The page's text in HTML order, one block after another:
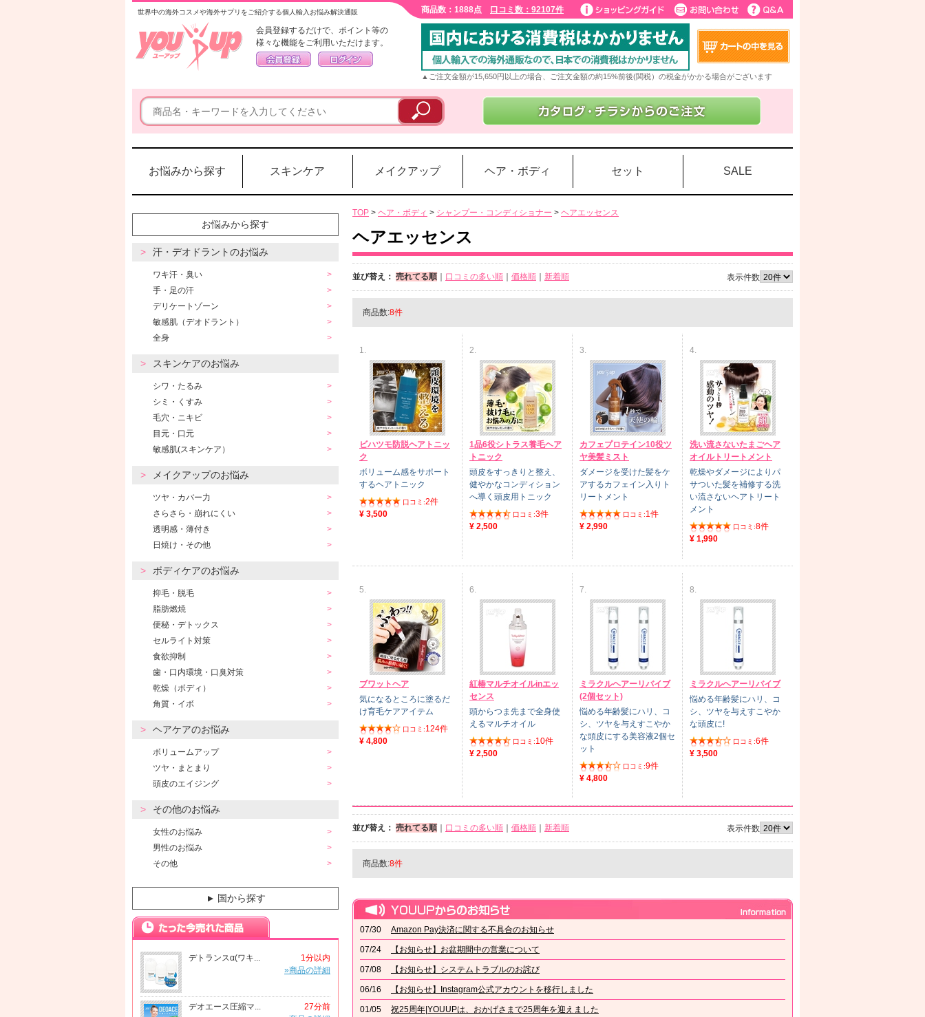
世界中の海外コスメや海外サプリをご紹介する個人輸入お悩み解決通販 商品数：1888点 口コミ数：92107件
会員登録するだけで、ポイント等の
様々な機能をご利用いただけます。
▲ご注文金額が15,650円以上の場合、ご注文金額の約15%前後(関税）の税金がかかる場合がございます
お悩みから探す スキンケア メイクアップ ヘア・ボディ セット SALE
お悩みから探す
汗・デオドラントのお悩み
ワキ汗・臭い
手・足の汗
デリケートゾーン
敏感肌（デオドラント）
全身
スキンケアのお悩み
シワ・たるみ
シミ・くすみ
毛穴・ニキビ
目元・口元
敏感肌(スキンケア）
メイクアップのお悩み
ツヤ・カバー力
さらさら・崩れにくい
透明感・薄付き
日焼け・その他
ボディケアのお悩み
抑毛・脱毛
脂肪燃焼
便秘・デトックス
セルライト対策
食欲抑制
歯・口内環境・口臭対策
乾燥（ボディ）
角質・イボ
ヘアケアのお悩み
ボリュームアップ
ツヤ・まとまり
頭皮のエイジング
その他のお悩み
女性のお悩み
男性のお悩み
その他
▼ 国から探す
デトランスα(ワキ...
1分以内
»商品の詳細
デオエース圧縮マ...
27分前
TOP > ヘア・ボディ > シャンプー・コンディショナー > ヘアエッセンス
ヘアエッセンス
並び替え： 売れてる順 口コミの多い順 価格順 新着順 表示件数
商品数:8件
1.
ビハツモ防脱ヘアトニッ
ク
ボリューム感をサポート
するヘアトニック
口コミ:2件
¥ 3,500
2.
1品6役シトラス養毛ヘア
トニック
頭皮をすっきりと整え、
健やかなコンディション
へ導く頭皮用トニック
口コミ:3件
¥ 2,500
3.
カフェプロテイン10役ツ
ヤ美髪ミスト
ダメージを受けた髪をケ
アするカフェイン入りト
リートメント
口コミ:1件
¥ 2,990
4.
洗い流さないたまごヘア
オイルトリートメント
乾燥やダメージによりパ
サついた髪を補修する洗
い流さないヘアトリート
メント
口コミ:8件
¥ 1,990
5.
ブワットヘア
気になるところに塗るだ
け育毛ケアアイテム
口コミ:124件
¥ 4,800
6.
紅椿マルチオイルinエッ
センス
頭からつま先まで全身使
えるマルチオイル
口コミ:10件
¥ 2,500
7.
ミラクルヘアーリバイブ
(2個セット)
悩める年齢髪にハリ、コ
シ、ツヤを与えすこやか
な頭皮にする美容液2個セ
ット
口コミ:9件
¥ 4,800
8.
ミラクルヘアーリバイブ
悩める年齢髪にハリ、コ
シ、ツヤを与えすこやか
な頭皮に!
口コミ:6件
¥ 3,500
並び替え： 売れてる順 口コミの多い順 価格順 新着順 表示件数
商品数:8件
07/30 Amazon Pay決済に関する不具合のお知らせ
07/24 【お知らせ】お盆期間中の営業について
07/08 【お知らせ】システムトラブルのお詫び
06/16 【お知らせ】Instagram公式アカウントを移行しました
01/05 祝25周年|YOUUPは、おかげさまで25周年を迎えました